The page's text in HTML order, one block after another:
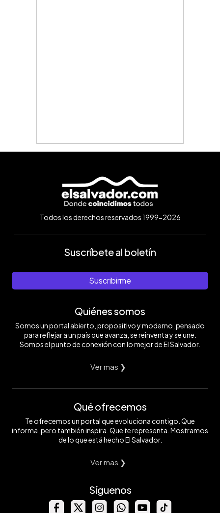
Todos los derechos reservados 1999-2026
Suscríbete al boletín
Suscribirme
Quiénes somos
Somos un portal abierto, propositivo y moderno, pensado
para reflejar a un país que avanza, se reinventa y se une.
Somos el punto de conexión con lo mejor de El Salvador.
Ver mas ❯
Qué ofrecemos
Te ofrecemos un portal que evoluciona contigo. Que
informa, pero también inspira. Que te representa. Mostramos
de lo que está hecho El Salvador.
Ver mas ❯
Síguenos